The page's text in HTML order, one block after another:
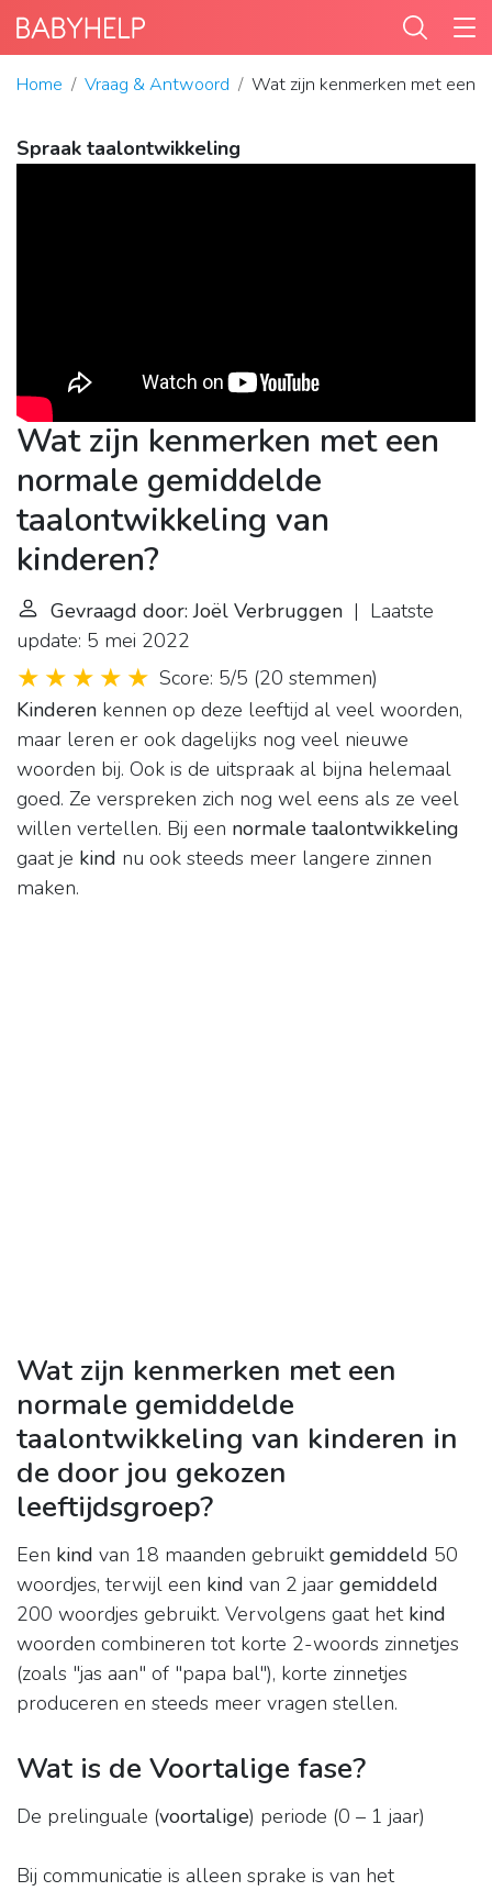
Home Vraag & Antwoord Wat zijn kenmerken met een
Spraak taalontwikkeling
Wat zijn kenmerken met een
normale gemiddelde
taalontwikkeling van
kinderen?
Gevraagd door: Joël Verbruggen | Laatste
update: 5 mei 2022
Score: 5/5 (20 stemmen)
Kinderen kennen op deze leeftijd al veel woorden,
maar leren er ook dagelijks nog veel nieuwe
woorden bij. Ook is de uitspraak al bijna helemaal
goed. Ze verspreken zich nog wel eens als ze veel
willen vertellen. Bij een normale taalontwikkeling
gaat je kind nu ook steeds meer langere zinnen
maken.
Wat zijn kenmerken met een
normale gemiddelde
taalontwikkeling van kinderen in
de door jou gekozen
leeftijdsgroep?
Een kind van 18 maanden gebruiktgemiddeld 50
woordjes, terwijl een kind van 2 jaar gemiddeld
200 woordjes gebruikt. Vervolgens gaat het kind
woorden combineren tot korte 2-woords zinnetjes
(zoals "jas aan" of "papa bal"), korte zinnetjes
produceren en steeds meer vragen stellen.
Wat is de Voortalige fase?
De prelinguale (voortalige) periode (0 – 1 jaar)
Bij communicatie is alleen sprake is van het